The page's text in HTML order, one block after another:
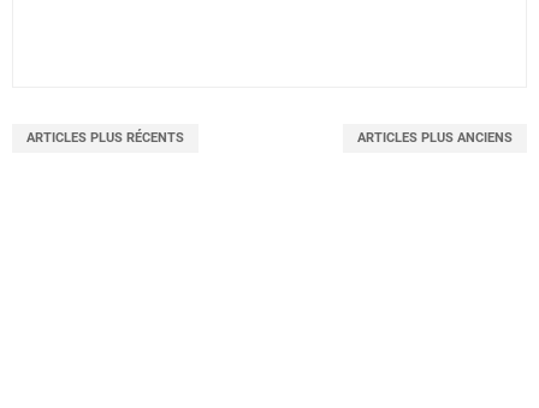
ARTICLES PLUS RÉCENTS ARTICLES PLUS ANCIENS